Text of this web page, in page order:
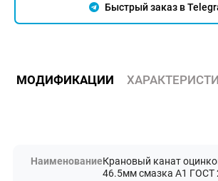
Быстрый заказ в
МОДИФИКАЦИИ
Крановый канат
46.5мм смазка А1 ГОСТ